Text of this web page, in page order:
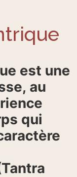
est une
au
qui